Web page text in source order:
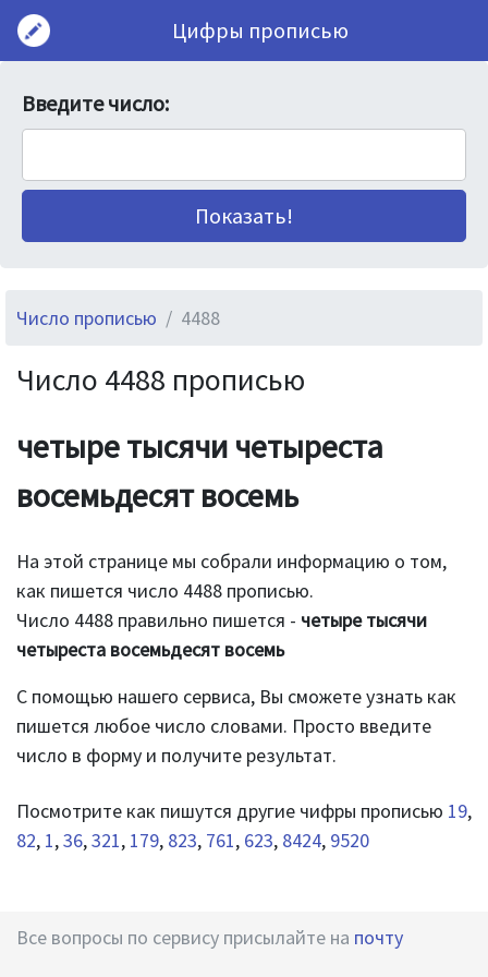
Цифры прописью
Введите число:
Число прописью 4488
Число 4488 прописью
четыре тысячи четыреста
восемьдесят восемь
На этой странице мы собрали информацию о том,
как пишется число 4488 прописью.
Число 4488 правильно пишется - четыре тысячи
четыреста восемьдесят восемь
С помощью нашего сервиса, Вы сможете узнать как
пишется любое число словами. Просто введите
число в форму и получите результат.
Посмотрите как пишутся другие чифры прописью 19,
82, 1,36,321, 179, 823, 761, 623, 8424, 9520
Все вопросы по сервису присылайте на почту